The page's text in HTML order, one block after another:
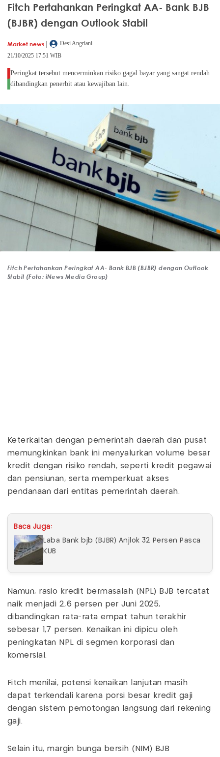
Fitch Pertahankan Peringkat AA- Bank BJB
(BJBR) dengan Outlook Stabil
Market news |
Desi Angriani
21/10/2025 17:51 WIB
Peringkat tersebut mencerminkan risiko gagal bayar yang sangat rendah
dibandingkan penerbit atau kewajiban lain.
Fitch Pertahankan Peringkat AA- Bank BJB (BJBR) dengan Outlook
Stabil (Foto: iNews Media Group)
Keterkaitan dengan pemerintah daerah dan pusat
memungkinkan bank ini menyalurkan volume besar
kredit dengan risiko rendah, seperti kredit pegawai
dan pensiunan, serta memperkuat akses
pendanaan dari entitas pemerintah daerah.
Baca Juga:
Laba Bank bjb (BJBR) Anjlok 32 Persen Pasca
KUB
Namun, rasio kredit bermasalah (NPL) BJB tercatat
naik menjadi 2,6 persen per Juni 2025,
dibandingkan rata-rata empat tahun terakhir
sebesar 1,7 persen. Kenaikan ini dipicu oleh
peningkatan NPL di segmen korporasi dan
komersial.
Fitch menilai, potensi kenaikan lanjutan masih
dapat terkendali karena porsi besar kredit gaji
dengan sistem pemotongan langsung dari rekening
gaji.
Selain itu, margin bunga bersih (NIM) BJB